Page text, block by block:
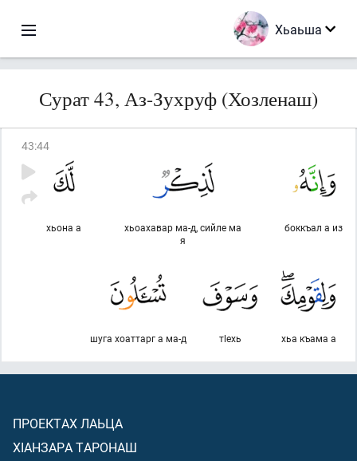
Хьаьша
Сурат 43, Аз-Зухруф (Хозленаш)
43:44
боккъал а из
хьоахавар ма-д, сийле ма
я
хьона а
хьа къама а
тlехь
шуга хоаттарг а ма-д
ПРОЕКТАХ ЛАЬЦА
ХIАНЗАРА ТАРОНАШ